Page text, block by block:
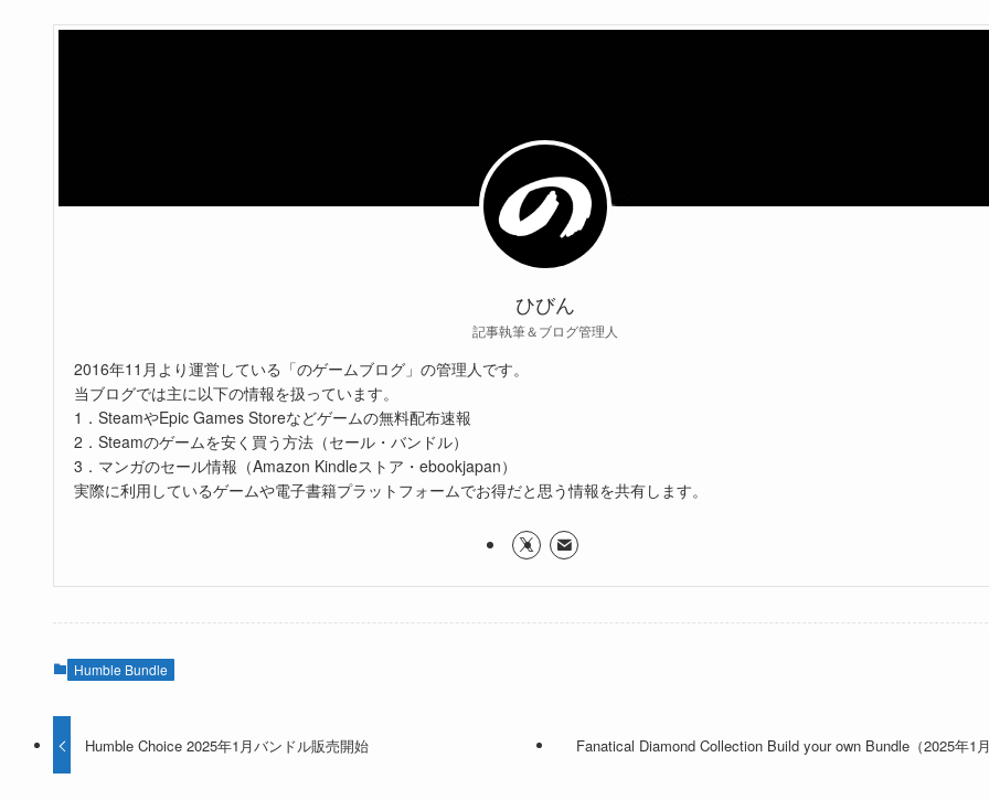
ひびん
記事執筆＆ブログ管理人
2016年11月より運営している「のゲームブログ」の管理人です。
当ブログでは主に以下の情報を扱っています。
1．SteamやEpic Games Storeなどゲームの無料配布速報
2．Steamのゲームを安く買う方法（セール・バンドル）
3．マンガのセール情報（Amazon Kindleストア・ebookjapan）
実際に利用しているゲームや電子書籍プラットフォームでお得だと思う情報を共有します。
Humble Bundle
Humble Choice 2025年1月バンドル販売開始 Fanatical Diamond Collection Build your own Bundle（2025年1